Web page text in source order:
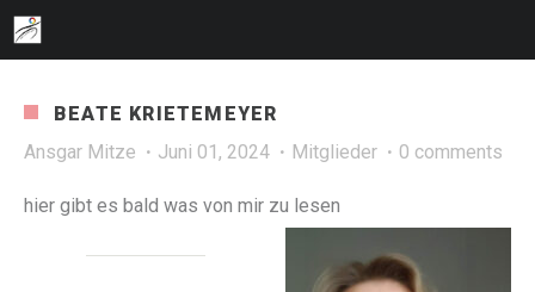
BEATE KRIETEMEYER
Ansgar Mitze
Juni 01, 2024 Mitglieder 0 comments
hier gibt es bald was von mir zu lesen